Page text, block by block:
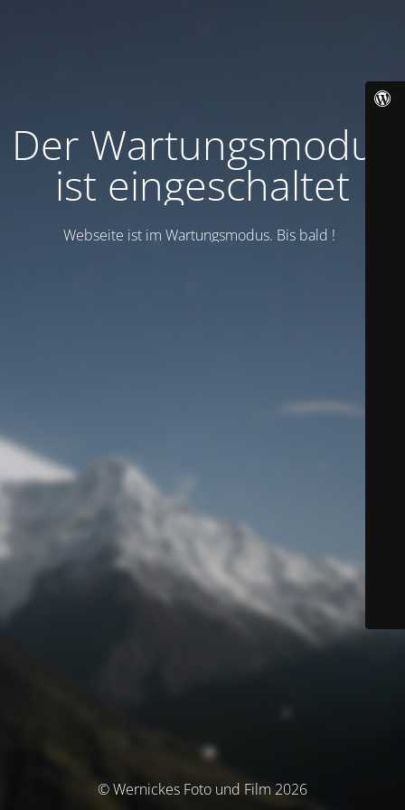
Der Wartungsmodus
ist eingeschaltet
Webseite ist im Wartungsmodus. Bis bald !
© Wernickes Foto und Film 2026